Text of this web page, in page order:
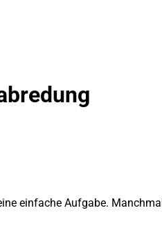
einfache Aufgabe.